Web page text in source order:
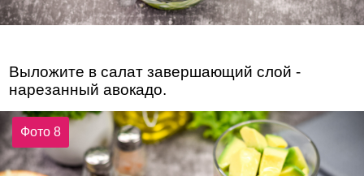
Выложите в салат завершающий слой -
нарезанный авокадо.
Фото 8